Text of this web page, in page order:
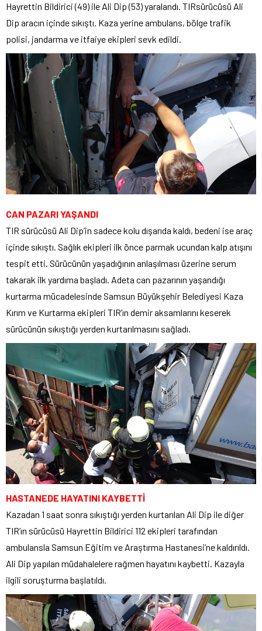
Hayrettin Bildirici (49) ile Ali Dip (53) yaralandı. TIRsürücüsü Ali
Dip aracın içinde sıkıştı. Kaza yerine ambulans, bölge trafik
polisi, jandarma ve itfaiye ekipleri sevk edildi.
CAN PAZARI YAŞANDI
TIR sürücüsü Ali Dip’in sadece kolu dışarıda kaldı, bedeni ise araç
içinde sıkıştı. Sağlık ekipleri ilk önce parmak ucundan kalp atışını
tespit etti. Sürücünün yaşadığının anlaşılması üzerine serum
takarak ilk yardıma başladı. Adeta can pazarının yaşandığı
kurtarma mücadelesinde Samsun Büyükşehir Belediyesi Kaza
Kırım ve Kurtarma ekipleri TIR’ın demir aksamlarını keserek
sürücünün sıkıştığı yerden kurtarılmasını sağladı.
HASTANEDE HAYATINI KAYBETTİ
Kazadan 1 saat sonra sıkıştığı yerden kurtarılan Ali Dip ile diğer
TIR’ın sürücüsü Hayrettin Bildirici 112 ekipleri tarafından
ambulansla Samsun Eğitim ve Araştırma Hastanesi’ne kaldırıldı.
Ali Dip yapılan müdahalelere rağmen hayatını kaybetti. Kazayla
ilgili soruşturma başlatıldı.